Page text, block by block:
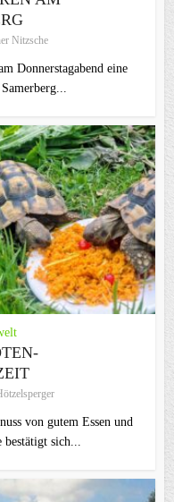
Nitzsche
Donnerstagabend eine
von gutem Essen und
sich...